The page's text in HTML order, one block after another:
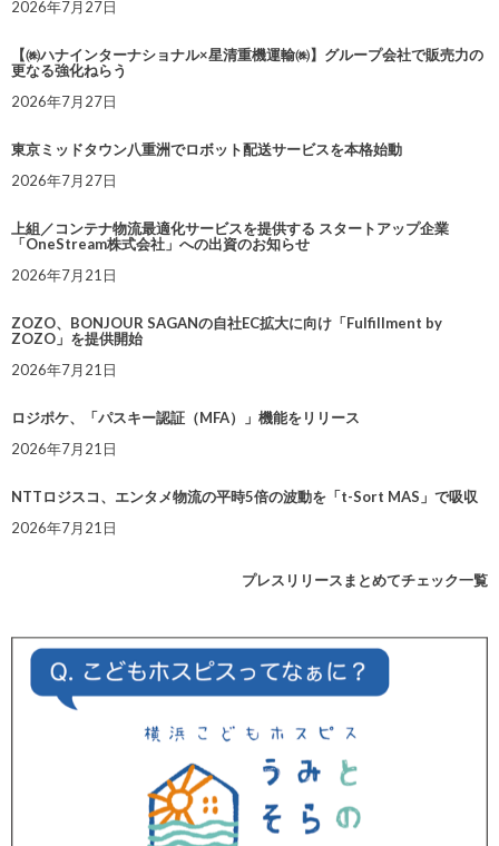
2026年7月27日
【㈱ハナインターナショナル×星清重機運輸㈱】グループ会社で販売力の
更なる強化ねらう
2026年7月27日
東京ミッドタウン八重洲でロボット配送サービスを本格始動
2026年7月27日
上組／コンテナ物流最適化サービスを提供する スタートアップ企業
「OneStream株式会社」への出資のお知らせ
2026年7月21日
ZOZO、BONJOUR SAGANの自社EC拡大に向け「Fulfillment by
ZOZO」を提供開始
2026年7月21日
ロジポケ、「パスキー認証（MFA）」機能をリリース
2026年7月21日
NTTロジスコ、エンタメ物流の平時5倍の波動を「t-Sort MAS」で吸収
2026年7月21日
プレスリリースまとめてチェック一覧